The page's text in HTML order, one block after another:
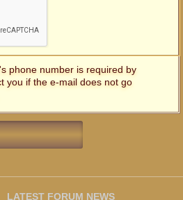
phone number is required by
you if the e-mail does not go
LATEST FORUM NEWS